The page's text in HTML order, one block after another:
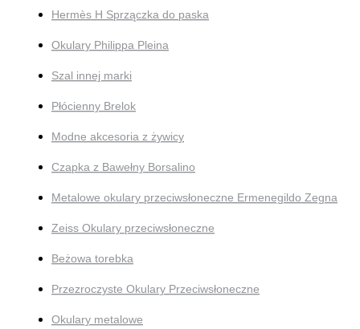
Hermès H Sprzączka do paska
Okulary Philippa Pleina
Szal innej marki
Płócienny Brelok
Modne akcesoria z żywicy
Czapka z Bawełny Borsalino
Metalowe okulary przeciwsłoneczne Ermenegildo Zegna
Zeiss Okulary przeciwsłoneczne
Beżowa torebka
Przezroczyste Okulary Przeciwsłoneczne
Okulary metalowe